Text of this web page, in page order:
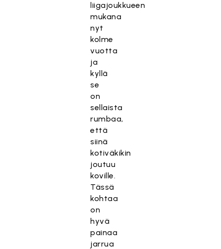
liigajoukkueen
mukana
nyt
kolme
vuotta
ja
kyllä
se
on
sellaista
rumbaa,
että
siinä
kotiväkikin
joutuu
koville.
Tässä
kohtaa
on
hyvä
painaa
jarrua